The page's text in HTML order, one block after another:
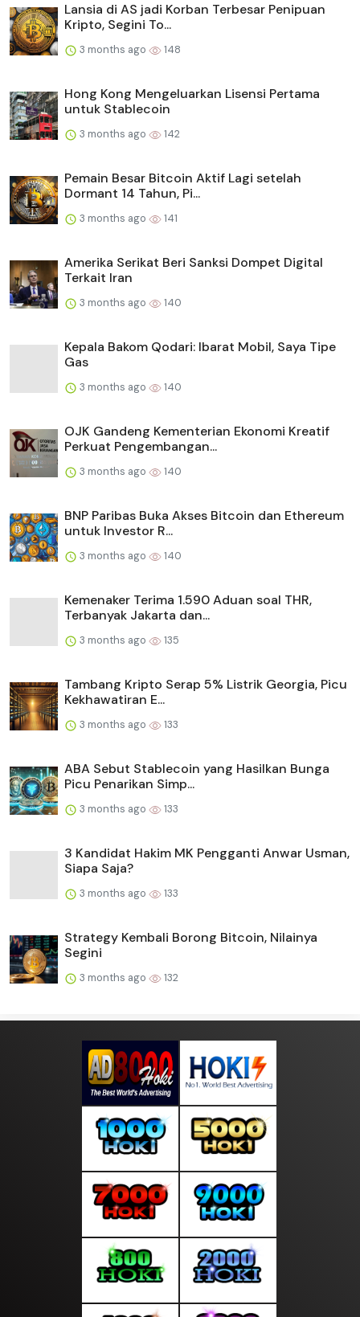
Lansia di AS jadi Korban Terbesar Penipuan
Kripto, Segini To...
3 months ago 148
Hong Kong Mengeluarkan Lisensi Pertama
untuk Stablecoin
3 months ago 142
Pemain Besar Bitcoin Aktif Lagi setelah
Dormant 14 Tahun, Pi...
3 months ago 141
Amerika Serikat Beri Sanksi Dompet Digital
Terkait Iran
3 months ago 140
Kepala Bakom Qodari: Ibarat Mobil, Saya Tipe
Gas
3 months ago 140
OJK Gandeng Kementerian Ekonomi Kreatif
Perkuat Pengembangan...
3 months ago 140
BNP Paribas Buka Akses Bitcoin dan Ethereum
untuk Investor R...
3 months ago 140
Kemenaker Terima 1.590 Aduan soal THR,
Terbanyak Jakarta dan...
3 months ago 135
Tambang Kripto Serap 5% Listrik Georgia, Picu
Kekhawatiran E...
3 months ago 133
ABA Sebut Stablecoin yang Hasilkan Bunga
Picu Penarikan Simp...
3 months ago 133
3 Kandidat Hakim MK Pengganti Anwar Usman,
Siapa Saja?
3 months ago 133
Strategy Kembali Borong Bitcoin, Nilainya
Segini
3 months ago 132